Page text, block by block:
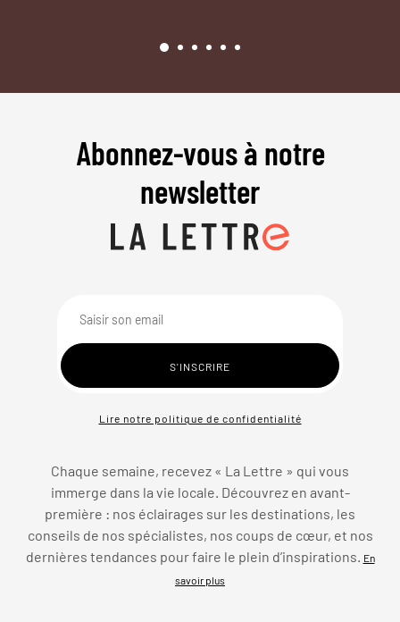
Abonnez-vous à notre
newsletter
Lire notre politique de confidentialité
Chaque semaine, recevez « La Lettre » qui vous
immerge dans la vie locale. Découvrez en avant-
première : nos éclairages sur les destinations, les
conseils de nos spécialistes, nos coups de cœur, et nos
dernières tendances pour faire le plein d’inspirations.
En
savoir plus